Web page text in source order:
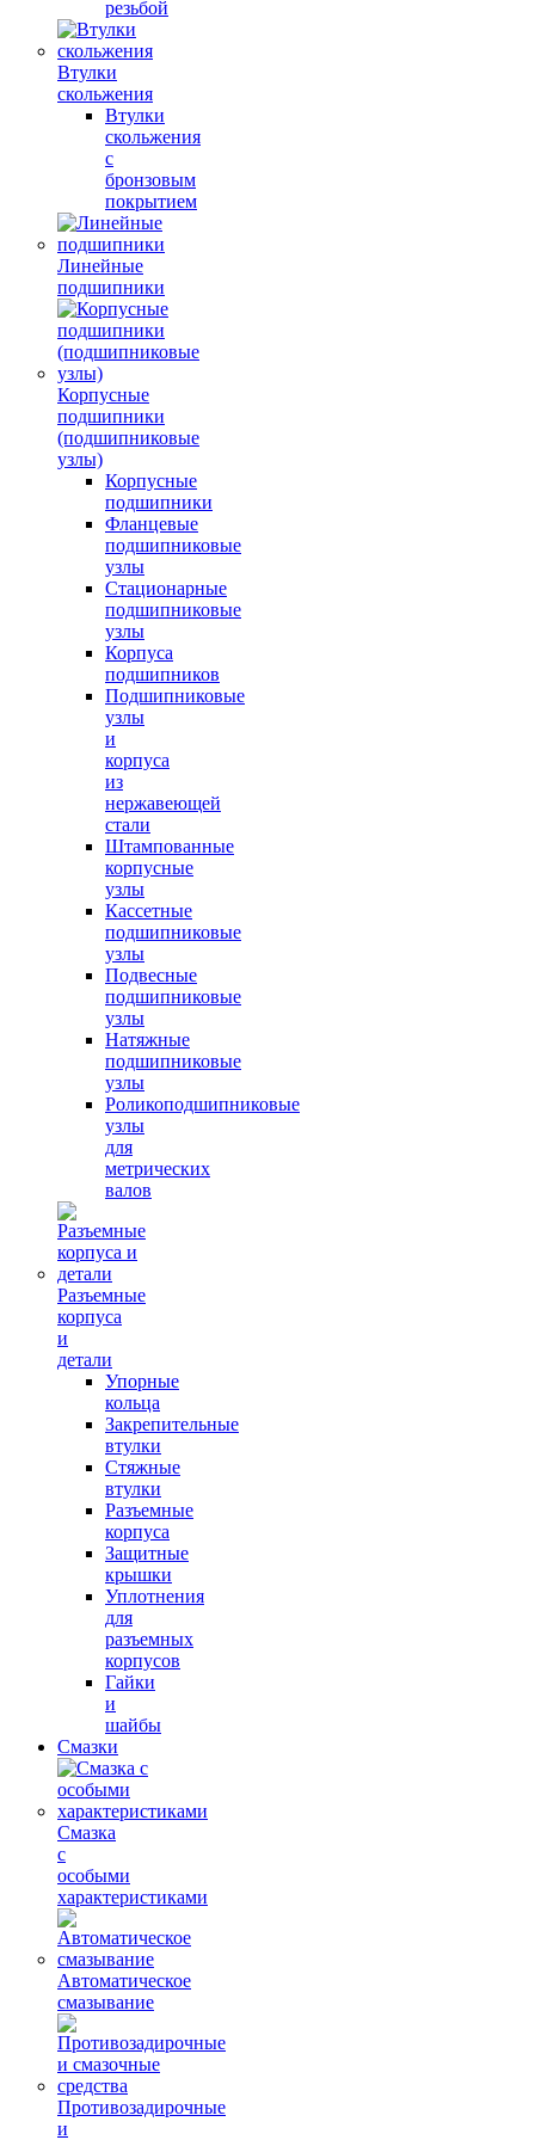
резьбой
Втулки
скольжения
Втулки
скольжения
с
бронзовым
покрытием
Линейные
подшипники
Корпусные
подшипники
(подшипниковые
узлы)
Корпусные
подшипники
Фланцевые
подшипниковые
узлы
Стационарные
подшипниковые
узлы
Корпуса
подшипников
Подшипниковые
узлы
и
корпуса
из
нержавеющей
стали
Штампованные
корпусные
узлы
Кассетные
подшипниковые
узлы
Подвесные
подшипниковые
узлы
Натяжные
подшипниковые
узлы
Роликоподшипниковые
узлы
для
метрических
валов
Разъемные
корпуса
и
детали
Упорные
кольца
Закрепительные
втулки
Стяжные
втулки
Разъемные
корпуса
Защитные
крышки
Уплотнения
для
разъемных
корпусов
Гайки
и
шайбы
Смазки
Смазка
с
особыми
характеристиками
Автоматическое
смазывание
Противозадирочные
и